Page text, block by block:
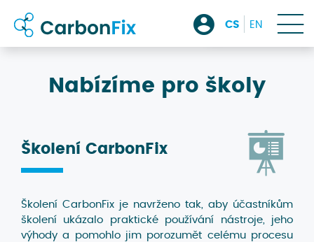
kontakt
přihlásit
CS EN
Nabízíme pro školy
Školení CarbonFix
Školení CarbonFix je navrženo tak, aby účastníkům
školení ukázalo praktické používání nástroje, jeho
výhody a pomohlo jim porozumět celému procesu